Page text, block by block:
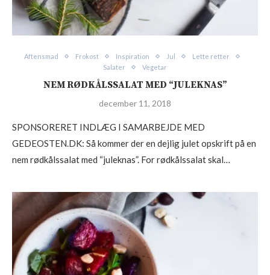
Aftensmad Frokost Inspiration Jul
Lette retter
Salater
Vegetar
NEM RØDKÅLSSALAT MED “JULEKNAS”
december 11, 2018
SPONSORERET INDLÆG I SAMARBEJDE MED
GEDEOSTEN.DK: Så kommer der en dejlig julet opskrift på en
nem rødkålssalat med “juleknas”. For rødkålssalat skal…